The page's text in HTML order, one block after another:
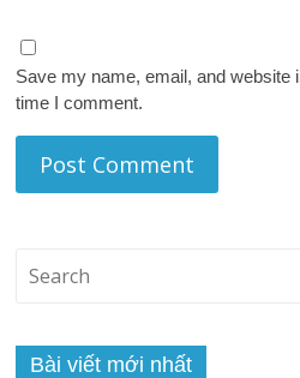
Save my name, email, and website
time I comment.
Bài viết mới nhất